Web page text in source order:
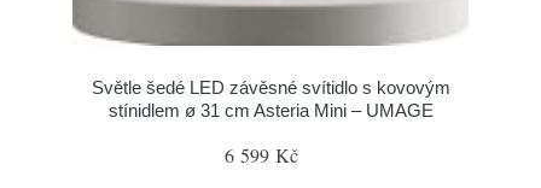
Světle šedé LED závěsné svítidlo s kovovým
stínidlem ø 31 cm Asteria Mini – UMAGE
6 599 Kč